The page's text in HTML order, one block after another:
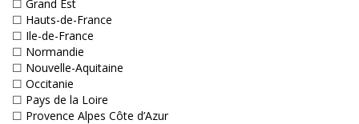
☐ Grand Est
☐ Hauts-de-France
☐ Ile-de-France
☐ Normandie
☐ Nouvelle-Aquitaine
☐ Occitanie
☐ Pays de la Loire
☐ Provence Alpes Côte d’Azur